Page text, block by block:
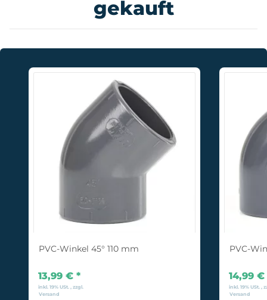
gekauft
PVC-Winkel 45° 110 mm
13,99 € *
inkl. 19% USt. , zzgl.
Versand
PVC-
14,99 €
inkl. 19% USt. ,
Versand